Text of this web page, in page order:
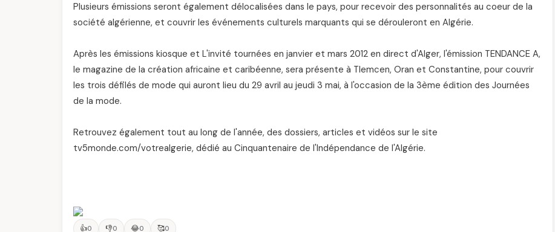
Plusieurs émissions seront également délocalisées dans le pays, pour recevoir des personnalités au coeur de la
société algérienne, et couvrir les événements culturels marquants qui se dérouleront en Algérie.
Après les émissions kiosque et L'invité tournées en janvier et mars 2012 en direct d'Alger, l'émission TENDANCE A,
le magazine de la création africaine et caribéenne, sera présente à Tlemcen, Oran et Constantine, pour couvrir
les trois défilés de mode qui auront lieu du 29 avril au jeudi 3 mai, à l'occasion de la 3ème édition des Journées
de la mode.
Retrouvez également tout au long de l'année, des dossiers, articles et vidéos sur le site
tv5monde.com/votrealgerie, dédié au Cinquantenaire de l'Indépendance de l'Algérie.
👍0 👎0 😂0 🥰0